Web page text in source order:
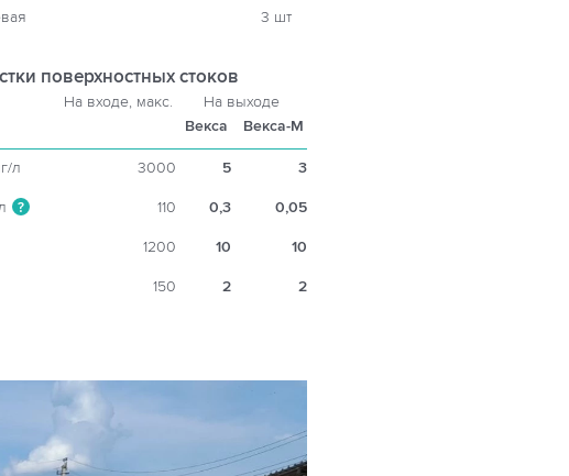
3 шт
поверхностных стоков
На входе, макс.
На выходе
Векса
Векса-М
л 3000 5 3
? 110 0,3 0,05
1200 10 10
150 2 2